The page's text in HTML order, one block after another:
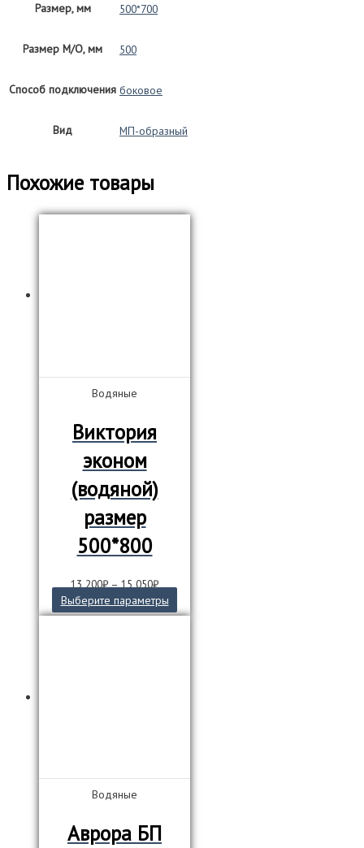
Размер, мм 500*700
Размер М/О, мм 500
Способ подключения боковое
Вид МП-образный
Похожие товары
Водяные
Виктория
эконом
(водяной)
размер
500*800
13 200₽–15 050₽
Выберите параметры
товар
Водяные
Аврора БП